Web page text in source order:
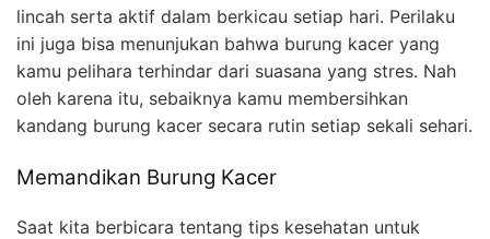
lincah serta aktif dalam berkicau setiap hari. Perilaku
ini juga bisa menunjukan bahwa burung kacer yang
kamu pelihara terhindar dari suasana yang stres. Nah
oleh karena itu, sebaiknya kamu membersihkan
kandang burung kacer secara rutin setiap sekali sehari.
Memandikan Burung Kacer
Saat kita berbicara tentang tips kesehatan untuk